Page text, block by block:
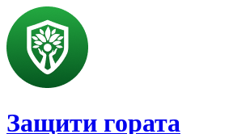
Защити гората